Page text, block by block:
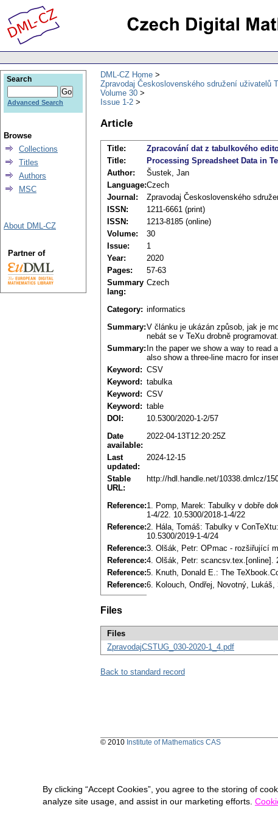
DML-CZ Home
Zpravodaj Československého sdružení uživatelů
Volume 30
Issue 1-2
Article
Title: Zpracování dat z tabulkového
Title:
Processing Spreadsheet Data in
Author:
Šustek, Jan
Language:Czech
Journal:
Zpravodaj Československého
ISSN:
1211-6661 (print)
ISSN:
1213-8185 (online)
Volume:
30
Issue:
1
Year:
2020
Pages:
57-63
Summary
lang:
Czech
Category: informatics
Summary:V článku je ukázán způsob, jak je
nebát se v TeXu drobně
Summary: In the paper we show a way to
also show a three-line macro for
Keyword: CSV
Keyword: tabulka
Keyword: CSV
Keyword: table
DOI:
10.5300/2020-1-2/57
Date
available:
2022-04-13T12:20:25Z
Last
updated:
2024-12-15
Stable
URL:
http://hdl.handle.net/10338.dmlcz/
Reference:1. Pomp, Marek: Tabulky v dobře
1-4/22. 10.5300/2018-1-4/22
Reference:2. Hála, Tomáš: Tabulky v
10.5300/2019-1-4/24
Reference:3. Olšák, Petr: OPmac - rozšiřující
Reference:4. Olšák, Petr: scancsv.tex.[online].
Reference:5. Knuth, Donald E.: The
Reference:6. Kolouch, Ondřej, Novotný,
Files
Files
ZpravodajCSTUG_030-2020-1_4.pdf
Back to standard record
Search
Advanced Search
Browse
Collections
Titles
Authors
MSC
About DML-CZ
Partner of
© 2010 Institute of Mathematics CAS
By clicking “Accept Cookies”, you agree to the storing of
analyze site usage, and assist in our marketing efforts.